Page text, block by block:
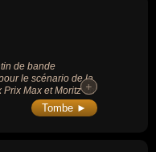
de bande
le scénario de la
Prix Max et Moritz en
» (Alph-Art du
en 1999).
+
+
Tombe ►